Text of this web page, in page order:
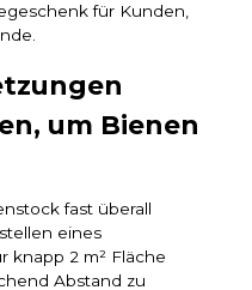
für Kunden,
um Bienen
fast überall
eines
knapp 2 m² Fläche
Abstand zu